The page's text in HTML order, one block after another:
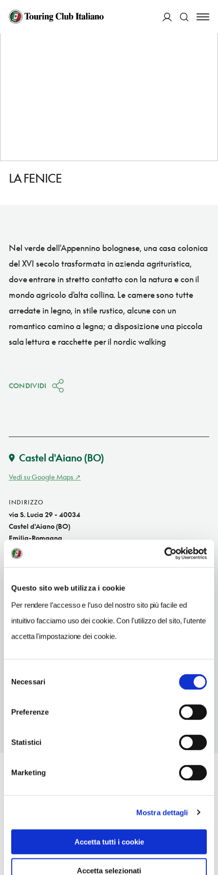
Questo sito web utilizza i cookie
Per rendere l’accesso e l’uso del nostro sito più facile ed
intuitivo facciamo uso dei cookie. Con l'utilizzo del sito, l'utente
accetta l'impostazione dei cookie.
delNecessari
Preferenze
Statistici
Marketing
Mostra dettagli
Accetta tutti i cookie
Accetta selezionati
HOME
LA FENICE
Nel verde dell'Appennino bolognese, una casa colonica
del XVI secolo trasformata in azienda agrituristica,
dove entrare in stretto contatto con la natura e con il
mondo agricolo d'alta collina. Le camere sono tutte
arredate in legno, in stile rustico, alcune con un
romantico camino a legna; a disposizione una piccola
sala lettura e racchette per il nordic walking
CONDIVIDI
Castel d'Aiano(BO)
Vedi su Google Maps
INDIRIZZO
via S. Lucia 29 - 40034
Castel d'Aiano (BO)
Emilia-Romagna
SITO WEB
INDIRIZZO EMAIL
info@lafeniceagritur.it
TELEFONO
051919272
NUMERO COPERTI